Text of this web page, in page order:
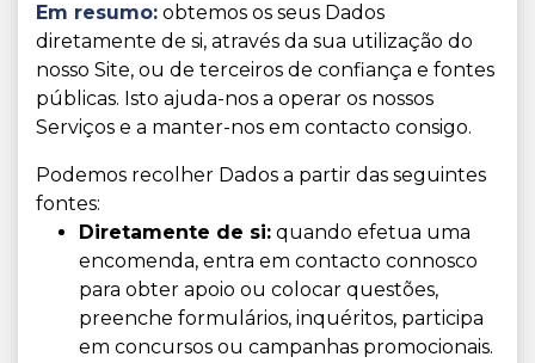
Em resumo: obtemos os seus Dados
diretamente de si, através da sua utilização do
nosso Site, ou de terceiros de confiança e fontes
públicas. Isto ajuda-nos a operar os nossos
Serviços e a manter-nos em contacto consigo.
Podemos recolher Dados a partir das seguintes
fontes:
Diretamente de si: quando efetua uma
encomenda, entra em contacto connosco
para obter apoio ou colocar questões,
preenche formulários, inquéritos, participa
em concursos ou campanhas promocionais.